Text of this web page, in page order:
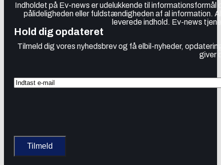
Indholdet på Ev-news er udelukkende til
pålideligheden eller fuldstændigheden af al information.
leverede indhold. Ev-news
Hold dig opdateret
Tilmeld dig vores nyhedsbrev og få elbil-nyheder,
giver